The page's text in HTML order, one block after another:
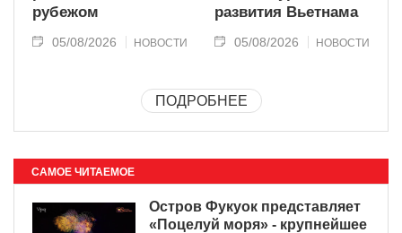
рубежом
05/08/2026 НОВОСТИ
развития Вьетнама
05/08/2026 НОВОСТИ
ПОДРОБНЕЕ
САМОЕ ЧИТАЕМОЕ
Остров Фукуок представляет
«Поцелуй моря» - крупнейшее